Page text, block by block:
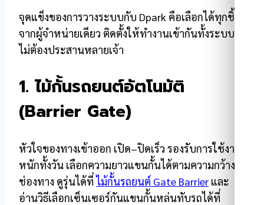
จุดแข็งของการวางระบบกับ Dpark คือเลือกได้ทุกชิ้น
จากผู้จำหน่ายเดียว ติดตั้งให้ทำงานเข้ากันทั้งระบบ
ไม่ต้องประสานหลายเจ้า
1. ไม้กั้นรถยนต์อัตโนมัติ
(Barrier Gate)
หัวใจของทางเข้าออก เปิด–ปิดเร็ว รองรับการใช้งาน
หนักทั้งวัน เลือกความยาวแขนกั้นได้ตามความกว้าง
ช่องทาง ดูรุ่นได้ที่ ไม้กั้นรถยนต์ Gate Barrier และ
อ่านวิธีเลือกเซ็นเซอร์กันแขนกั้นหล่นทับรถได้ที่